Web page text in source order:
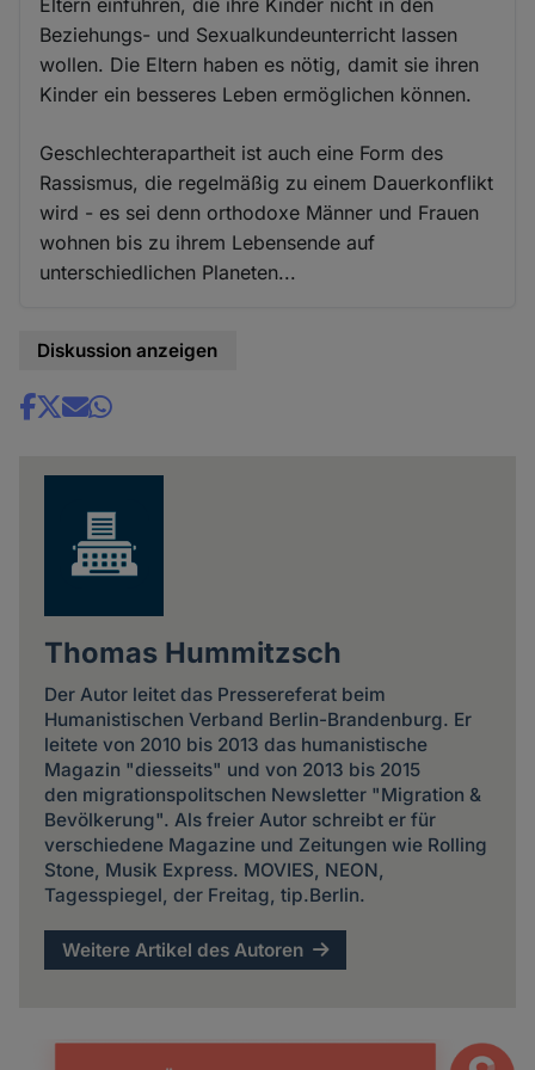
Beziehungs- und Sexualkundeunterricht lassen
wollen. Die Eltern haben es nötig, damit sie ihren
Kinder ein besseres Leben ermöglichen können.
Geschlechterapartheit ist auch eine Form des
Rassismus, die regelmäßig zu einem Dauerkonflikt
wird - es sei denn orthodoxe Männer und Frauen
wohnen bis zu ihrem Lebensende auf
unterschiedlichen Planeten...
Diskussion anzeigen
Share
Thomas Hummitzsch
Der Autor leitet das Pressereferat beim
Humanistischen Verband Berlin-Brandenburg. Er
leitete von 2010 bis 2013 das humanistische
Magazin "diesseits" und von 2013 bis 2015
den migrationspolitschen Newsletter "Migration &
Bevölkerung". Als freier Autor schreibt er für
verschiedene Magazine und Zeitungen wie Rolling
Stone, Musik Express. MOVIES, NEON,
Tagesspiegel, der Freitag, tip.Berlin.
Weitere Artikel des Autoren